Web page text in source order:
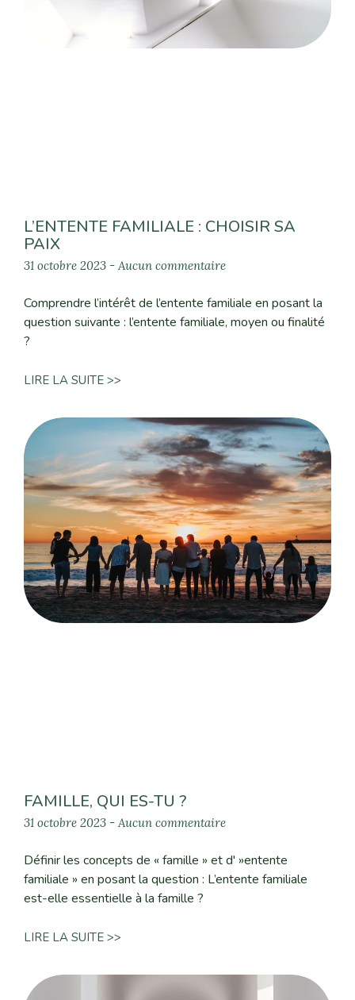
L’ENTENTE FAMILIALE : CHOISIR SA
PAIX
31 octobre 2023 Aucun commentaire
Comprendre l’intérêt de l’entente familiale en posant la
question suivante : l’entente familiale, moyen ou finalité
?
LIRE LA SUITE >>
FAMILLE, QUI ES-TU ?
31 octobre 2023 Aucun commentaire
Définir les concepts de « famille » et d' »entente
familiale » en posant la question : L’entente familiale
est-elle essentielle à la famille ?
LIRE LA SUITE >>